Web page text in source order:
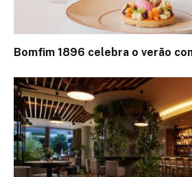
Bomfim 1896 celebra o verão